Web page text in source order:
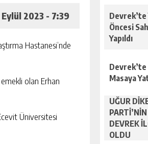
Eylül 2023 - 7:39
Hastanesi’nde
olan Erhan
Üniversitesi
Devrek’te
Öncesi
Yapıldı
Masaya
UĞUR
DEVREK
OLDU